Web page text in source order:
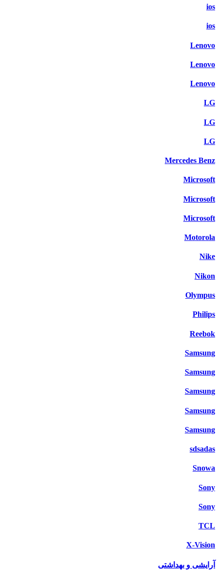
ios
ios
Lenovo
Lenovo
Lenovo
LG
LG
LG
Mercedes Benz
Microsoft
Microsoft
Microsoft
Motorola
Nike
Nikon
Olympus
Philips
Reebok
Samsung
Samsung
Samsung
Samsung
Samsung
sdsadas
Snowa
Sony
Sony
TCL
X-Vision
آرایشی و بهداشتی